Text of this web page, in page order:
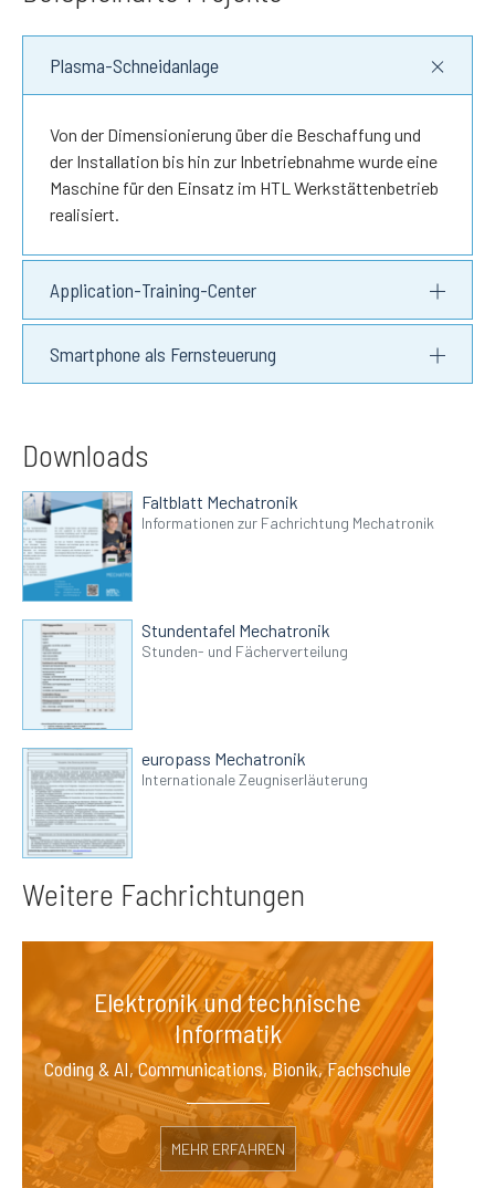
Plasma-Schneidanlage
Von der Dimensionierung über die Beschaffung und
der Installation bis hin zur Inbetriebnahme wurde eine
Maschine für den Einsatz im HTL Werkstättenbetrieb
realisiert.
Application-Training-Center
Smartphone als Fernsteuerung
Downloads
Faltblatt Mechatronik
Informationen zur Fachrichtung Mechatronik
Stundentafel Mechatronik
Stunden- und Fächerverteilung
europass Mechatronik
Internationale Zeugniserläuterung
Weitere Fachrichtungen
Elektronik und technische
Informatik
Coding & AI, Communications, Bionik, Fachschule
MEHR ERFAHREN